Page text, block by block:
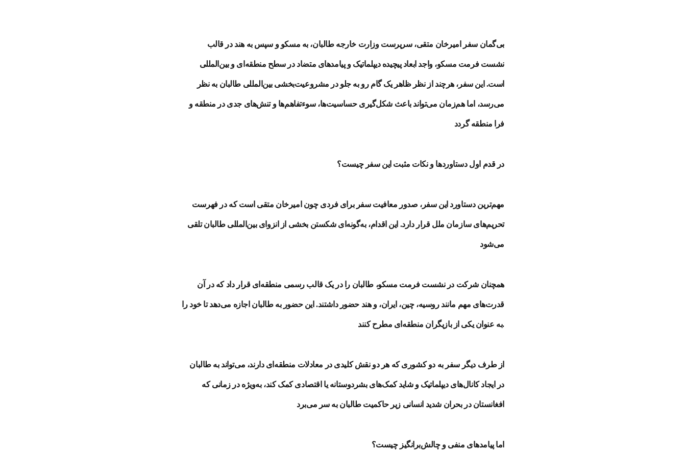
بی‌گمان سفر امیرخان متقی، سرپرست وزارت خارجه طالبان، به مسکو و سپس به هند در قالب
نشست فرمت مسکو، واجد ابعاد پیچیده دیپلماتیک و پیامدهای متضاد در سطح منطقه‌ای و بین‌المللی
است. این سفر، هرچند از نظر ظاهر یک گام رو به جلو در مشروعیت‌بخشی بین‌المللی طالبان به نظر
می‌رسد، اما هم‌زمان می‌تواند باعث شکل‌گیری حساسیت‌ها، سوء‌تفاهم‌ها و تنش‌های جدی در منطقه و
فرا منطقه گردد
در قدم اول دستاوردها و نکات مثبت این سفر چیست؟
مهم‌ترین دستاورد این سفر، صدور معافیت سفر برای فردی چون امیرخان متقی است که در فهرست
تحریم‌های سازمان ملل قرار دارد. این اقدام، به‌گونه‌ای شکستن بخشی از انزوای بین‌المللی طالبان تلقی
می‌شود
همچنان شرکت در نشست فرمت مسکو، طالبان را در یک قالب رسمی منطقه‌ای قرار داد که در آن
قدرت‌های مهم مانند روسیه، چین، ایران، و هند حضور داشتند. این حضور به طالبان اجازه می‌دهد تا خود را
به عنوان یکی از بازیگران منطقه‌ای مطرح کنند.
از طرف دیگر سفر به دو کشوری که هر دو نقش کلیدی در معادلات منطقه‌ای دارند، می‌تواند به طالبان
در ایجاد کانال‌های دیپلماتیک و شاید کمک‌های بشردوستانه یا اقتصادی کمک کند، به‌ویژه در زمانی که
افغانستان در بحران شدید انسانی زیر حاکمیت طالبان به سر می‌برد
اما پیامدهای منفی و چالش‌برانگیز چیست؟